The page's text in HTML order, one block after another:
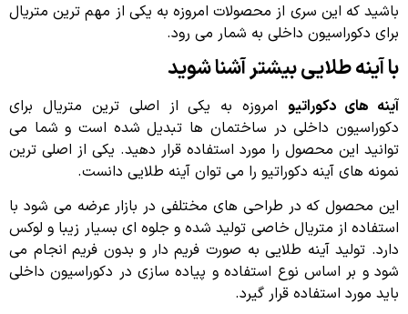
باشید که این سری از محصولات امروزه به یکی از مهم ترین متریال
برای دکوراسیون داخلی به شمار می رود.
با آینه طلایی بیشتر آشنا شوید
آینه های دکوراتیوامروزه به یکی از اصلی ترین متریال برای
دکوراسیون داخلی در ساختمان ها تبدیل شده است و شما می
توانید این محصول را مورد استفاده قرار دهید. یکی از اصلی ترین
نمونه های آینه دکوراتیو را می توان آینه طلایی دانست.
این محصول که در طراحی های مختلفی در بازار عرضه می شود با
استفاده از متریال خاصی تولید شده و جلوه ای بسیار زیبا و لوکس
دارد. تولید آینه طلایی به صورت فریم دار و بدون فریم انجام می
شود و بر اساس نوع استفاده و پیاده سازی در دکوراسیون داخلی
باید مورد استفاده قرار گیرد.